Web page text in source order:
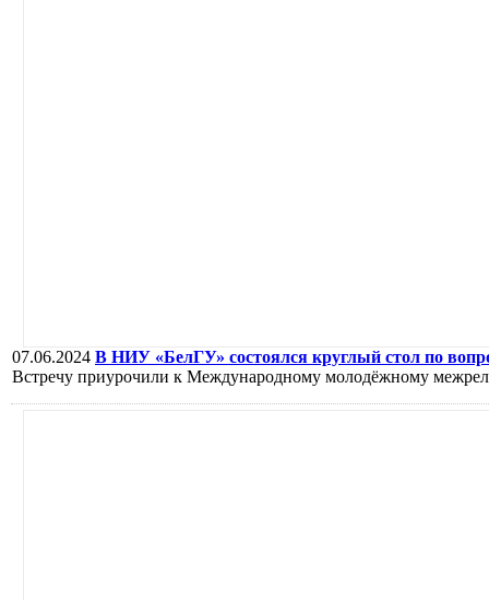
07.06.2024 В НИУ «БелГУ» состоялся круглый стол по
Встречу приурочили к Международному молодёжному